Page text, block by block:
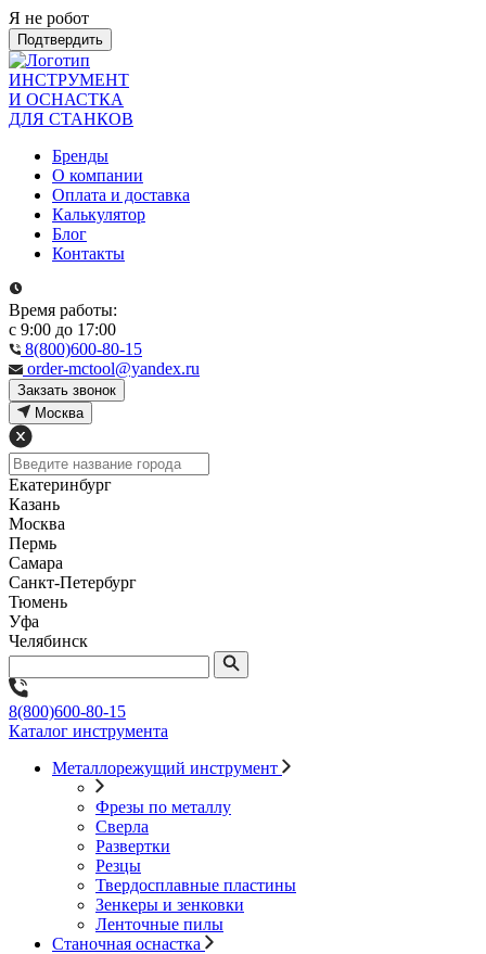
Я не робот
Подтвердить
ИНСТРУМЕНТ
И ОСНАСТКА
ДЛЯ СТАНКОВ
Бренды
О компании
Оплата и доставка
Калькулятор
Блог
Контакты
Время работы:
с 9:00 до 17:00
8(800)600-80-15
order-mctool@yandex.ru
Закзать звонок
Москва
Екатеринбург
Казань
Москва
Пермь
Самара
Санкт-Петербург
Тюмень
Уфа
Челябинск
8(800)600-80-15
Каталог инструмента
Металлорежущий инструмент
Фрезы по металлу
Сверла
Развертки
Резцы
Твердосплавные пластины
Зенкеры и зенковки
Ленточные пилы
Станочная оснастка